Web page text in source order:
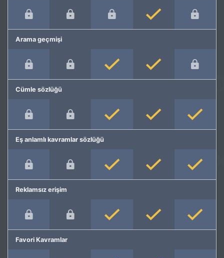
Arama geçmişi
Cümle sözlüğü
Eş anlamlı kavramlar sözlüğü
Reklamsız erişim
Favori Kavramlar